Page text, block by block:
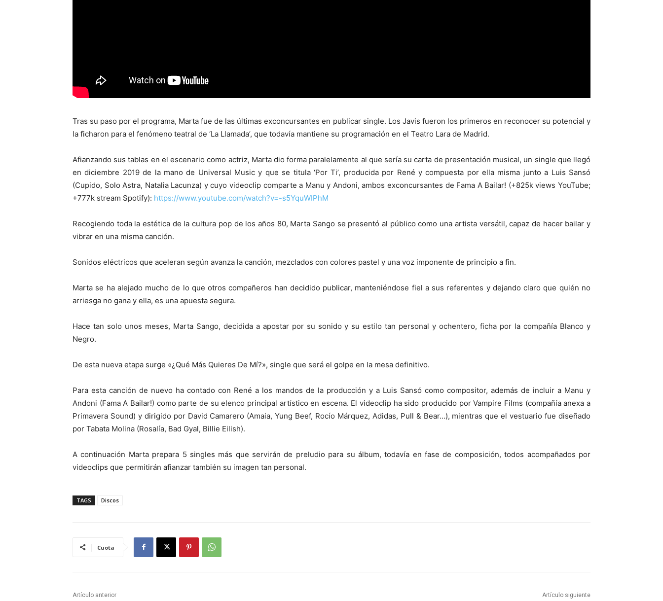
Tras su paso por el programa, Marta fue de las últimas exconcursantes en publicar single. Los Javis fueron los primeros en reconocer su potencial y
la ficharon para el fenómeno teatral de ‘La Llamada’, que todavía mantiene su programación en el Teatro Lara de Madrid.
Afianzando sus tablas en el escenario como actriz, Marta dio forma paralelamente al que sería su carta de presentación musical, un single que llegó
en diciembre 2019 de la mano de Universal Music y que se titula ‘Por Ti’, producida por René y compuesta por ella misma junto a Luis Sansó
(Cupido, Solo Astra, Natalia Lacunza) y cuyo videoclip comparte a Manu y Andoni, ambos exconcursantes de Fama A Bailar! (+825k views YouTube;
+777k stream Spotify): https://www.youtube.com/watch?v=-s5YquWIPhM
Recogiendo toda la estética de la cultura pop de los años 80, Marta Sango se presentó al público como una artista versátil, capaz de hacer bailar y
vibrar en una misma canción.
Sonidos eléctricos que aceleran según avanza la canción, mezclados con colores pastel y una voz imponente de principio a fin.
Marta se ha alejado mucho de lo que otros compañeros han decidido publicar, manteniéndose fiel a sus referentes y dejando claro que quién no
arriesga no gana y ella, es una apuesta segura.
Hace tan solo unos meses, Marta Sango, decidida a apostar por su sonido y su estilo tan personal y ochentero, ficha por la compañía Blanco y
Negro.
De esta nueva etapa surge «¿Qué Más Quieres De Mí?», single que será el golpe en la mesa definitivo.
Para esta canción de nuevo ha contado con René a los mandos de la producción y a Luis Sansó como compositor, además de incluir a Manu y
Andoni (Fama A Bailar!) como parte de su elenco principal artístico en escena. El videoclip ha sido producido por Vampire Films (compañía anexa a
Primavera Sound) y dirigido por David Camarero (Amaia, Yung Beef, Rocío Márquez, Adidas, Pull & Bear…), mientras que el vestuario fue diseñado
por Tabata Molina (Rosalía, Bad Gyal, Billie Eilish).
A continuación Marta prepara 5 singles más que servirán de preludio para su álbum, todavía en fase de composición, todos acompañados por
videoclips que permitirán afianzar también su imagen tan personal.
TAGS Discos
Cuota
Artículo anterior Artículo siguiente